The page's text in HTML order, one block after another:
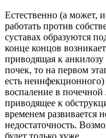
Естественно (а может,
работать против
суставах образуются
конце концов
приводящая к анкилозу
почек, то на первом
есть
воспаление в
приводящее к
временем развивается
недостаточность.
будет только хуже…